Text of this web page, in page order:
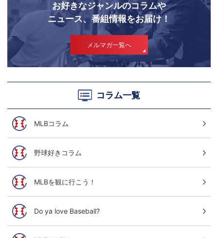
お好きなジャンルのコラムや
ニュース、番組情報をお届け！
メルマガ一覧へ
コラム一覧
MLBコラム
野球好きコラム
MLBを観に行こう！
Do ya love Baseball?